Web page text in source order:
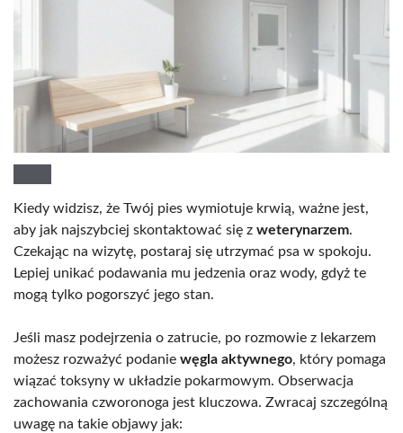
Kiedy widzisz, że Twój pies wymiotuje krwią, ważne jest,
aby jak najszybciej skontaktować się z weterynarzem.
Czekając na wizytę, postaraj się utrzymać psa w spokoju.
Lepiej unikać podawania mu jedzenia oraz wody, gdyż te
mogą tylko pogorszyć jego stan.
Jeśli masz podejrzenia o zatrucie, po rozmowie z lekarzem
możesz rozważyć podanie węgla aktywnego, który pomaga
wiązać toksyny w układzie pokarmowym. Obserwacja
zachowania czworonoga jest kluczowa. Zwracaj szczególną
uwagę na takie objawy jak: